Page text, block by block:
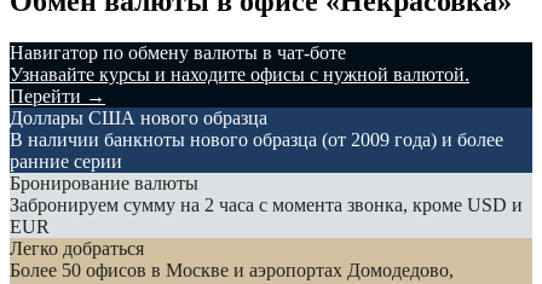
️Навигатор по обмену валюты в чат-боте
Узнавайте курсы и находите офисы с нужной валютой.
Перейти →
Доллары США нового образца
В наличии банкноты нового образца (от 2009 года) и более
ранние серии
Бронирование валюты
Забронируем сумму на 2 часа с момента звонка, кроме USD и
EUR
Легко добраться
Более 50 офисов в Москве и аэропортах Домодедово,